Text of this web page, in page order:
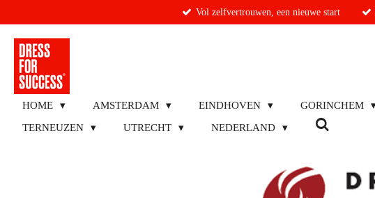
direct
naar
hoofdinhoud
Vol zelfvertrouwen, een nieuwe start
HOME AMSTERDAM EINDHOVEN GORINCHEM
TERNEUZEN
UTRECHT NEDERLAND